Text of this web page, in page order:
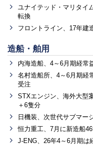
ユナイテッド・マリタイ
転換
フロントライン、17年建
造船・舶用
内海造船、4～6月期経常
名村造船所、4～6月期経
受注
STXエンジン、海外大型
＋6隻分
日機装、次世代サブマー
恒力重工、7月に新造船
J-ENG、26年4～6月期は